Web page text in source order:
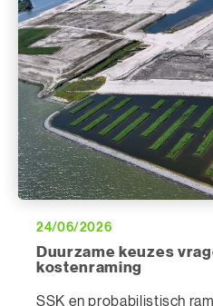
24/06/2026
Duurzame keuzes
kostenraming
SSK en probabilistisch